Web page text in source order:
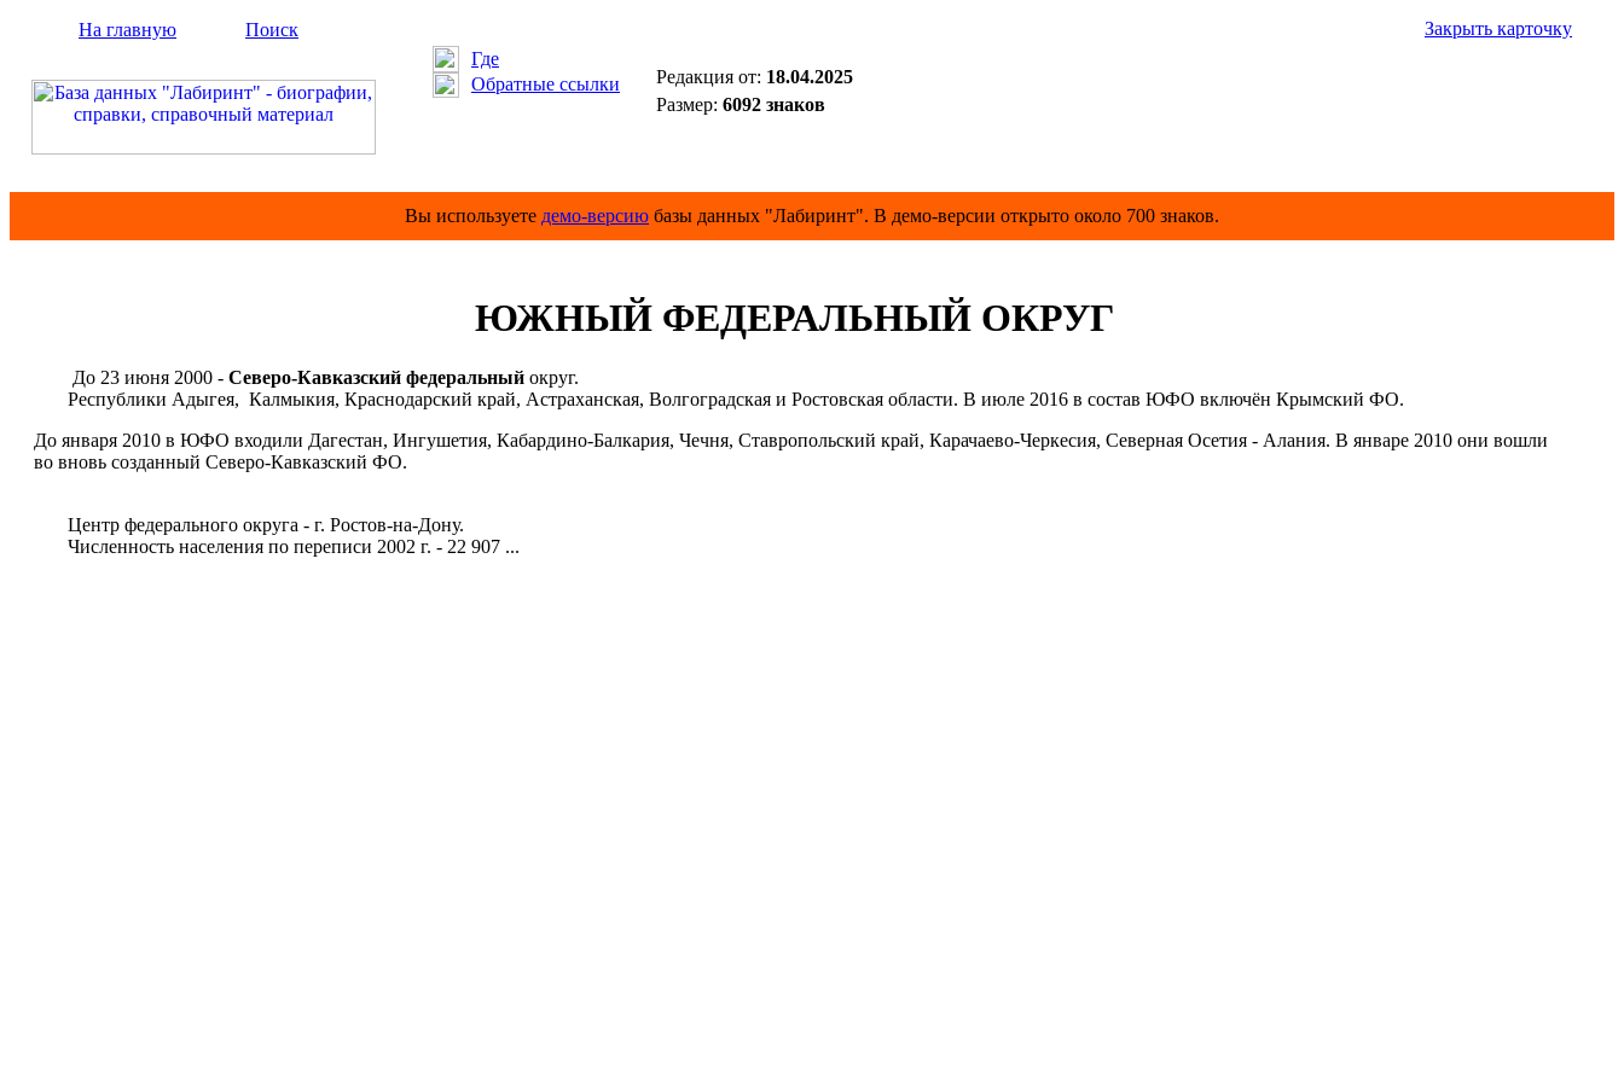
На главную
Поиск
Где
Обратные ссылки
Закрыть карточку
Редакция от: 18.04.2025
Размер: 6092 знаков
Вы используете демо-версию базы данных "Лабиринт". В демо-версии открыто около 700 знаков.
ЮЖНЫЙ ФЕДЕРАЛЬНЫЙ ОКРУГ
До 23 июня 2000 - Северо-Кавказский федеральный округ.
Республики Адыгея, Калмыкия, Краснодарский край, Астраханская, Волгоградская и Ростовская области. В июле 2016 в состав ЮФО включён Крымский ФО.
До января 2010 в ЮФО входили Дагестан, Ингушетия, Кабардино-Балкария, Чечня, Ставропольский край, Карачаево-Черкесия, Северная Осетия - Алания. В январе 2010 они вошли
во вновь созданный Северо-Кавказский ФО.
Центр федерального округа - г. Ростов-на-Дону.
Численность населения по переписи 2002 г. - 22 907 ...